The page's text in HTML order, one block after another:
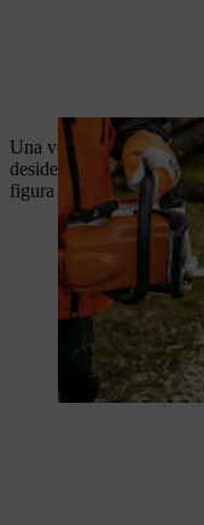
Una volta terminata la
desiderato con un taglio
figura di base, si